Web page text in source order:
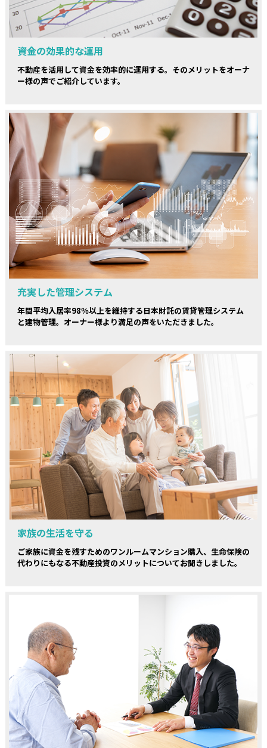
資金の効果的な運用
不動産を活用して資金を効率的に運用する。そのメリットをオーナ
ー様の声でご紹介しています。
充実した管理システム
年間平均入居率98％以上を維持する日本財託の賃貸管理システム
と建物管理。オーナー様より満足の声をいただきました。
家族の生活を守る
ご家族に資金を残すためのワンルームマンション購入、生命保険の
代わりにもなる不動産投資のメリットについてお聞きしました。